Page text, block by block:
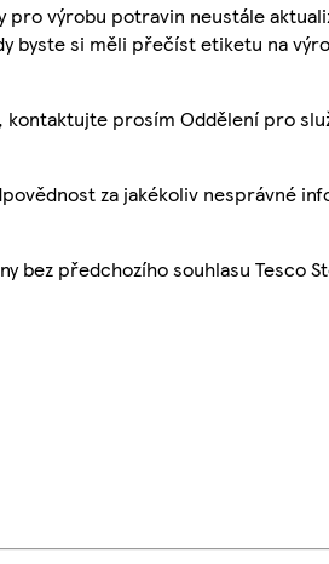
výrobu potravin neustále
byste si měli přečíst etiketu na
kontaktujte prosím Oddělení pro
za jakékoliv nesprávné
bez předchozího souhlasu Tesco